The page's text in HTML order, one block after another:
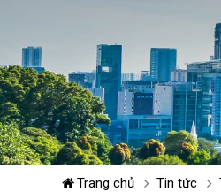
Trang chủ Tin tức